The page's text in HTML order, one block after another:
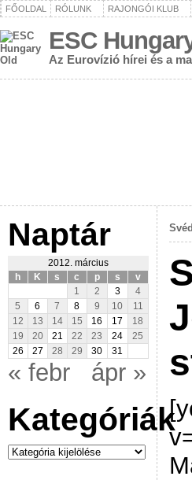
FŐOLDAL RÓLUNK RAJONGÓI KLUB
ESC
Az Eurovízió hírei és a
Naptár
2012. március
h
K s c p s
v
1
2 3
4
5
6 7 8 9 10
11
12
13 14 15 16 17
18
19
20 21 22 23 24
25
26
27 28 29 30 31
« febr ápr »
Kategóriák
Kategóriák